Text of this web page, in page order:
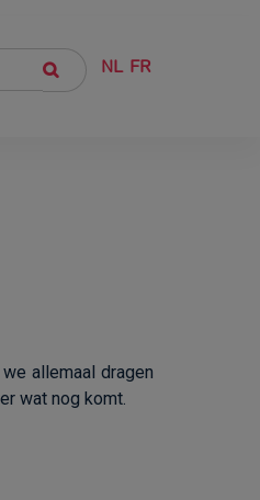
FR
NL
allemaal dragen
wat nog komt.